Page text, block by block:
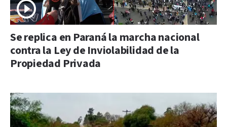
Se replica en Paraná la marcha nacional
contra la Ley de Inviolabilidad de la
Propiedad Privada